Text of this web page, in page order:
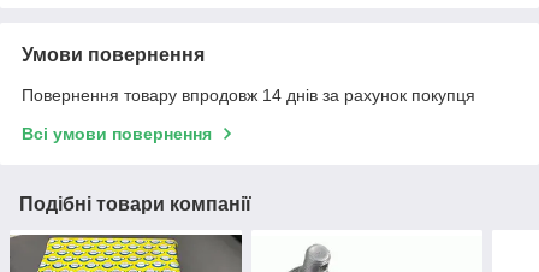
Умови повернення
Повернення товару впродовж 14 днів за рахунок покупця
Всі умови повернення
Подібні товари компанії